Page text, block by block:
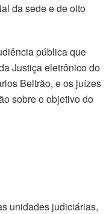
da sede e de oito
pública que
Justiça eletrônico do
Beltrão, e os juízes
sobre o objetivo do
unidades judiciárias,